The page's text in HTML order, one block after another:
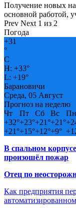
Получение новых
основной работой,
Prev Next 1 из 2
Погода
+31
°
C
H: +33°
L: +19°
Барановичи
Среда, 05 Август
Прогноз на неделю
Чт
Пт Сб Вс Пн
+32°+23°+21°+21°+
+21°+15°+12°+9° +
В спальном
произошёл пожар
Отец по
Как предприятия